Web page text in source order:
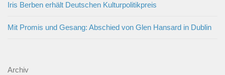
Iris Berben erhält Deutschen Kulturpolitikpreis
Mit Promis und Gesang: Abschied von Glen Hansard in Dublin
Archiv